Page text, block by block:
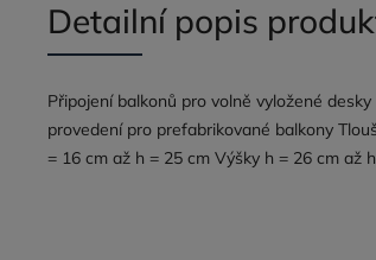
Detailní popis
Připojení balkonů pro volně vyložené
provedení pro prefabrikované balkony
= 16 cm až h = 25 cm Výšky h = 26 cm až